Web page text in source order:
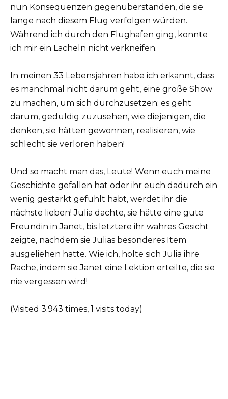
nun Konsequenzen gegenüberstanden, die sie
lange nach diesem Flug verfolgen würden.
Während ich durch den Flughafen ging, konnte
ich mir ein Lächeln nicht verkneifen.
In meinen 33 Lebensjahren habe ich erkannt, dass
es manchmal nicht darum geht, eine große Show
zu machen, um sich durchzusetzen; es geht
darum, geduldig zuzusehen, wie diejenigen, die
denken, sie hätten gewonnen, realisieren, wie
schlecht sie verloren haben!
Und so macht man das, Leute! Wenn euch meine
Geschichte gefallen hat oder ihr euch dadurch ein
wenig gestärkt gefühlt habt, werdet ihr die
nächste lieben! Julia dachte, sie hätte eine gute
Freundin in Janet, bis letztere ihr wahres Gesicht
zeigte, nachdem sie Julias besonderes Item
ausgeliehen hatte. Wie ich, holte sich Julia ihre
Rache, indem sie Janet eine Lektion erteilte, die sie
nie vergessen wird!
(Visited 3.943 times, 1 visits today)